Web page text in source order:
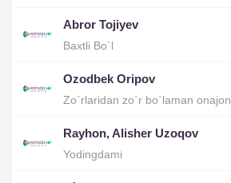
Abror Tojiyev
Baxtli Bo`l
Ozodbek Oripov
Zo`rlaridan zo`r bo`laman onajon
Rayhon, Alisher Uzoqov
Yodingdami